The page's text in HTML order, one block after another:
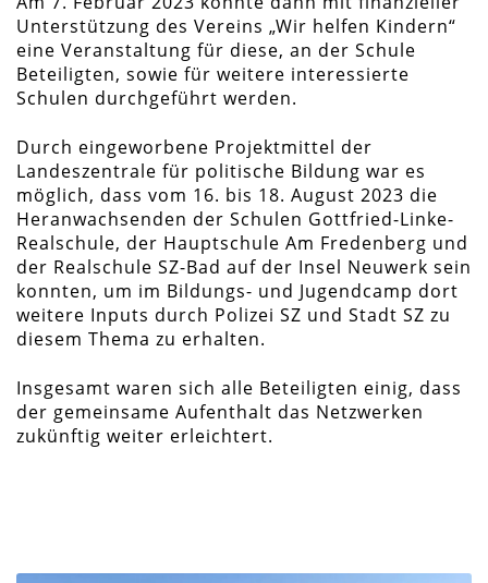
Unterstützung des Vereins „Wir helfen Kindern“
eine Veranstaltung für diese, an der Schule
Beteiligten, sowie für weitere interessierte
Schulen durchgeführt werden.
Durch eingeworbene Projektmittel der
Landeszentrale für politische Bildung war es
möglich, dass vom 16. bis 18. August 2023 die
Heranwachsenden der Schulen Gottfried-Linke-
Realschule, der Hauptschule Am Fredenberg und
der Realschule SZ-Bad auf der Insel Neuwerk sein
konnten, um im Bildungs- und Jugendcamp dort
weitere Inputs durch Polizei SZ und Stadt SZ zu
diesem Thema zu erhalten.
Insgesamt waren sich alle Beteiligten einig, dass
der gemeinsame Aufenthalt das Netzwerken
zukünftig weiter erleichtert.